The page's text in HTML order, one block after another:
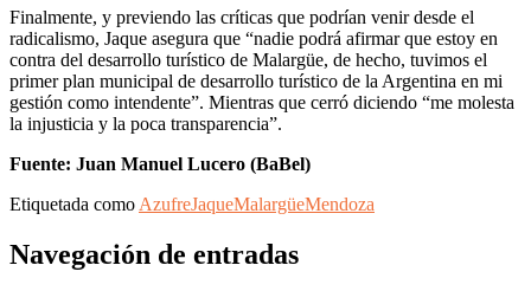
Finalmente, y previendo las críticas que podrían venir desde el
radicalismo, Jaque asegura que “nadie podrá afirmar que estoy en
contra del desarrollo turístico de Malargüe, de hecho, tuvimos el
primer plan municipal de desarrollo turístico de la Argentina en mi
gestión como intendente”. Mientras que cerró diciendo “me molesta
la injusticia y la poca transparencia”.
Fuente: Juan Manuel Lucero (BaBel)
Etiquetada como AzufreJaqueMalargüeMendoza
Navegación de entradas